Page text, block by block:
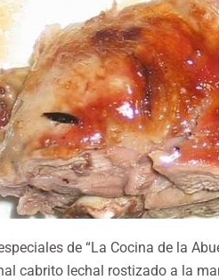
de “La Cocina de la
cabrito lechal rostizado a la